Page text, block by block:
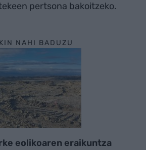
pertsona bakoitzeko.
NAHI BADUZU
eolikoaren eraikuntza